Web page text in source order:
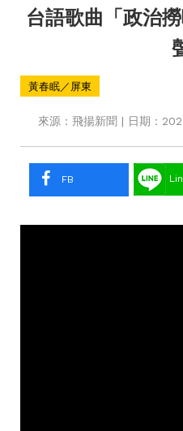
台語歌曲「政治
黃春眠／屏東
來源：飛揚新聞 | 日期：
FB